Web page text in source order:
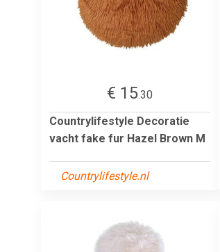
€ 15.30
Countrylifestyle Decoratie
vacht fake fur Hazel Brown M
Countrylifestyle.nl